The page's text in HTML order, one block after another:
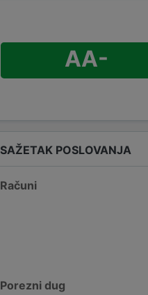
AA-
SAŽETAK POSLOVANJA
Računi
Porezni dug